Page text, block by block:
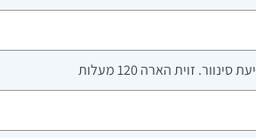
זוית הארה 120 מעלות